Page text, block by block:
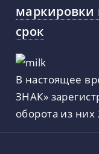
маркировки
срок
В настоящее
ЗНАК»
оборота из